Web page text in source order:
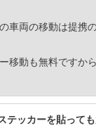
車両の移動は提携
移動も無料ですから
テッカーを貼って